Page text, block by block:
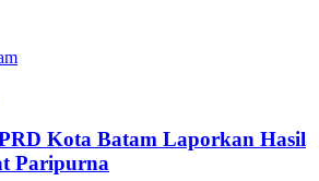
Kota Batam Laporkan Hasil
Paripurna